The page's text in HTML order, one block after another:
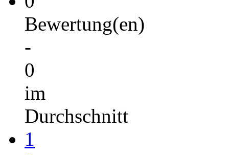
Bewertung(en)
-
0
im
Durchschnitt
1